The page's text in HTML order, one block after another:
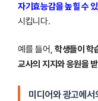
자기효능감을 높힐 수
시킵니다.
예를 들어, 학생들이 학
교사의 지지와 응원을
미디어와 광고에서